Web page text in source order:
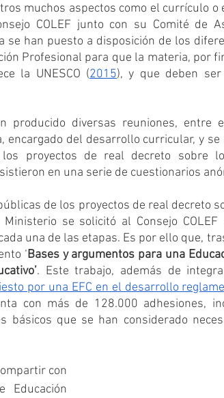
muchos aspectos como el currículo o
COLEF junto con su Comité de
se han puesto a disposición de los
Profesional para que la materia, por
la UNESCO (2015), y que deben
producido diversas reuniones, entre
encargado del desarrollo curricular, y
proyectos de real decreto sobre
en una serie de cuestionarios
de los proyectos de real decreto
se solicitó al Consejo
una de las etapas. Es por ello que,
‘Bases y argumentos para una
. Este trabajo, además de
por una EFC en el desarrollo
con más de 128.000 adhesiones,
básicos que se han considerado
con
Educación